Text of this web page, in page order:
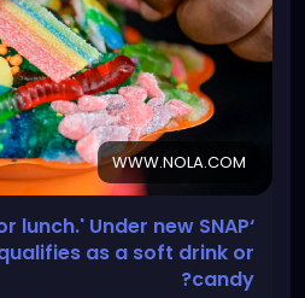
healthcare_hospitals/l
food/article_7aedcf98-
WWW.NOLA.COM
lunch.' Under new SNAP
as a soft drink or
candy?